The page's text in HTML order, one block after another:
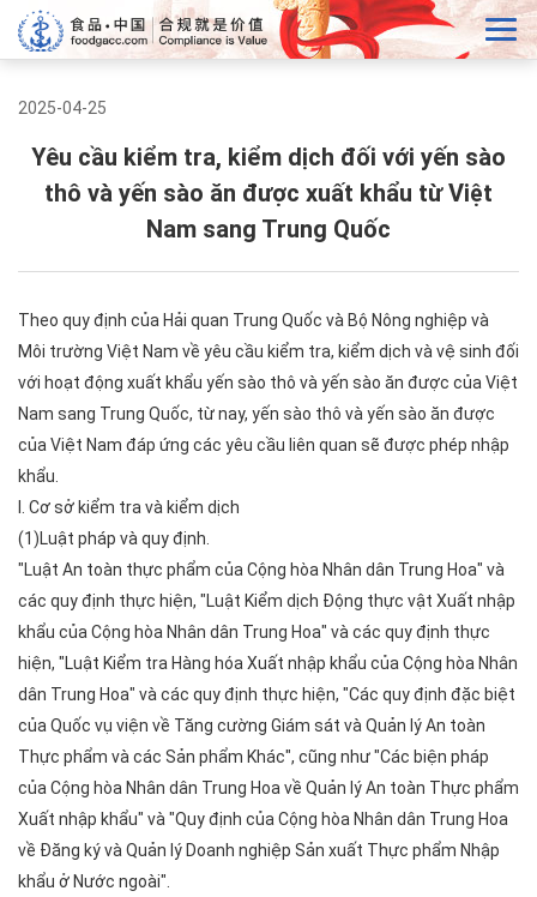
2025-04-25
Yêu cầu kiểm tra, kiểm dịch đối với yến sào
thô và yến sào ăn được xuất khẩu từ Việt
Nam sang Trung Quốc
Theo quy định của Hải quan Trung Quốc và Bộ Nông nghiệp và
Môi trường Việt Nam về yêu cầu kiểm tra, kiểm dịch và vệ sinh đối
với hoạt động xuất khẩu yến sào thô và yến sào ăn được của Việt
Nam sang Trung Quốc, từ nay, yến sào thô và yến sào ăn được
của Việt Nam đáp ứng các yêu cầu liên quan sẽ được phép nhập
khẩu.
I. Cơ sở kiểm tra và kiểm dịch
(1)Luật pháp và quy định.
"Luật An toàn thực phẩm của Cộng hòa Nhân dân Trung Hoa" và
các quy định thực hiện, "Luật Kiểm dịch Động thực vật Xuất nhập
khẩu của Cộng hòa Nhân dân Trung Hoa" và các quy định thực
hiện, "Luật Kiểm tra Hàng hóa Xuất nhập khẩu của Cộng hòa Nhân
dân Trung Hoa" và các quy định thực hiện, "Các quy định đặc biệt
của Quốc vụ viện về Tăng cường Giám sát và Quản lý An toàn
Thực phẩm và các Sản phẩm Khác", cũng như "Các biện pháp
của Cộng hòa Nhân dân Trung Hoa về Quản lý An toàn Thực phẩm
Xuất nhập khẩu" và "Quy định của Cộng hòa Nhân dân Trung Hoa
về Đăng ký và Quản lý Doanh nghiệp Sản xuất Thực phẩm Nhập
khẩu ở Nước ngoài".